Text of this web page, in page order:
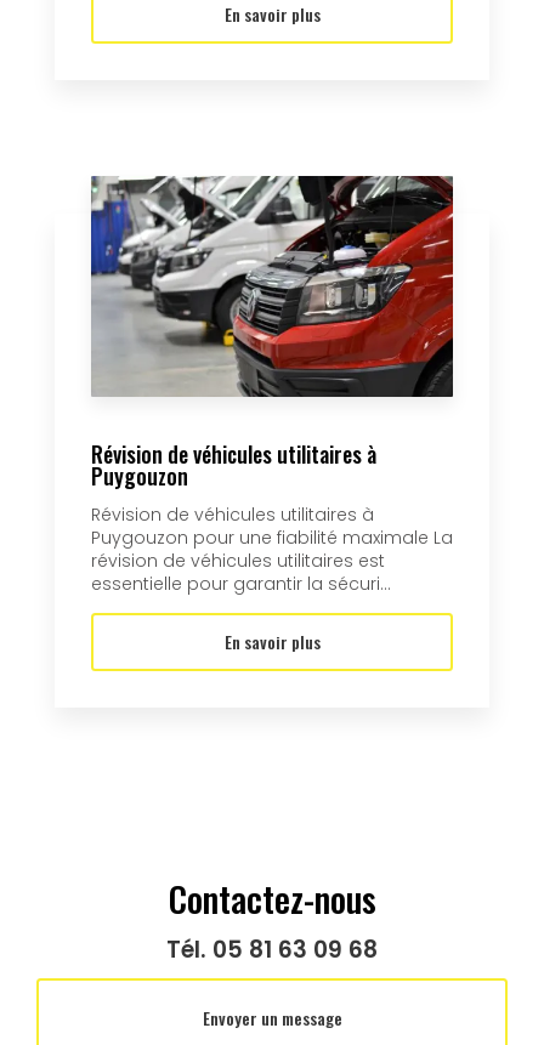
En savoir plus
Révision de véhicules utilitaires à
Puygouzon
Révision de véhicules utilitaires à
Puygouzon pour une fiabilité maximale La
révision de véhicules utilitaires est
essentielle pour garantir la sécuri...
En savoir plus
Contactez-nous
Tél. 05 81 63 09 68
Envoyer un message